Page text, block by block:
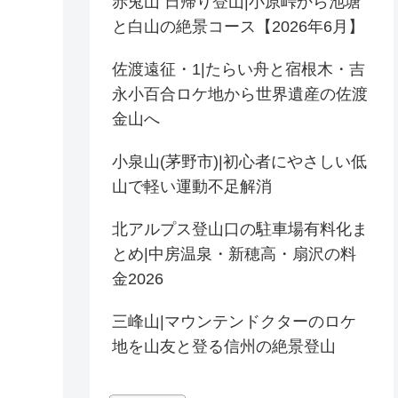
と白山の絶景コース【2026年6月】
佐渡遠征・1|たらい舟と宿根木・吉
永小百合ロケ地から世界遺産の佐渡
金山へ
小泉山(茅野市)|初心者にやさしい低
山で軽い運動不足解消
北アルプス登山口の駐車場有料化ま
とめ|中房温泉・新穂高・扇沢の料
金2026
三峰山|マウンテンドクターのロケ
地を山友と登る信州の絶景登山